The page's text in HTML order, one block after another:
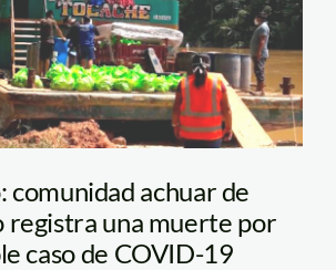
comunidad achuar de
registra una muerte por
caso de COVID-19